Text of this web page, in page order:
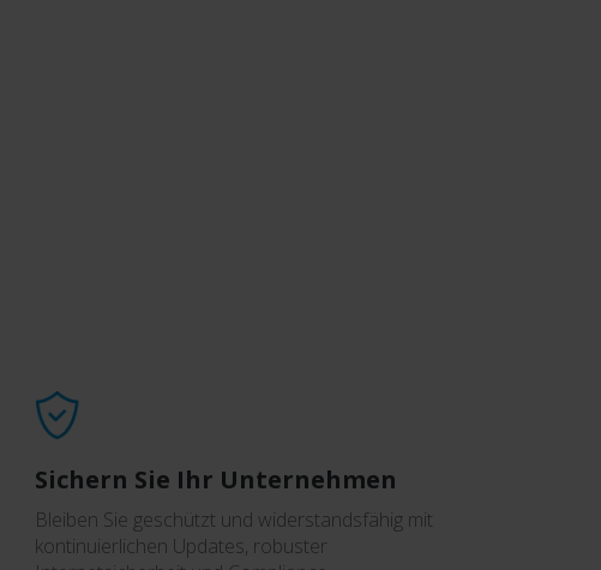
Sichern Sie Ihr Unternehmen
Bleiben Sie geschützt und widerstandsfähig mit
kontinuierlichen Updates, robuster